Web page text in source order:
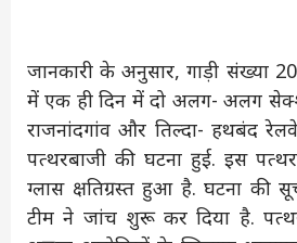
जानकारी के अनुसार, गाड़ी संख्या
में एक ही दिन में दो अलग- अलग
राजनांदगांव और तिल्दा- हथबंद
पत्थरबाजी की घटना हुई. इस
ग्लास क्षतिग्रस्त हुआ है. घटना की
टीम ने जांच शुरू कर दिया है.